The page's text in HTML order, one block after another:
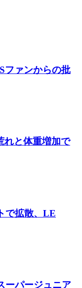
ファンからの批
れと体重増加で
で拡散、LE
ーパージュニア